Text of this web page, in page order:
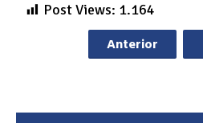
Post Views: 1.164
Anterior